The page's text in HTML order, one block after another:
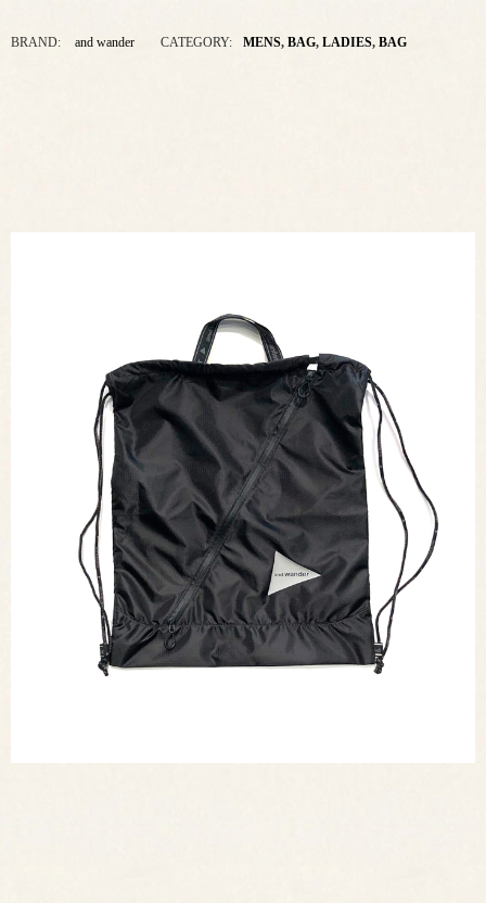
BRAND: and wander CATEGORY: MENS, BAG, LADIES, BAG